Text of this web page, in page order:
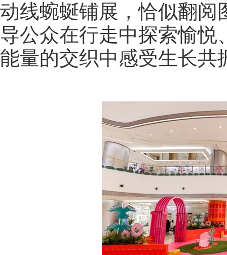
动线蜿蜒铺展，恰似翻阅
导公众在行走中探索愉悦
能量的交织中感受生长共